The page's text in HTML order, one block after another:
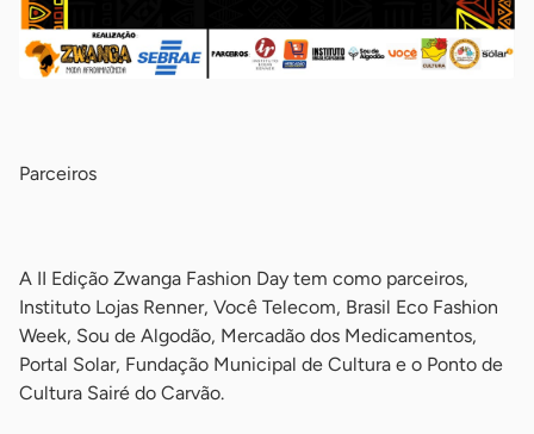
Parceiros
A II Edição Zwanga Fashion Day tem como parceiros,
Instituto Lojas Renner, Você Telecom, Brasil Eco Fashion
Week, Sou de Algodão, Mercadão dos Medicamentos,
Portal Solar, Fundação Municipal de Cultura e o Ponto de
Cultura Sairé do Carvão.